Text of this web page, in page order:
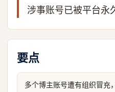
涉事账号已被平台永
要点
多个博主账号遭有组织冒充